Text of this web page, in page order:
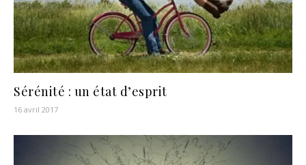
Sérénité : un état d’esprit
16 avril 2017